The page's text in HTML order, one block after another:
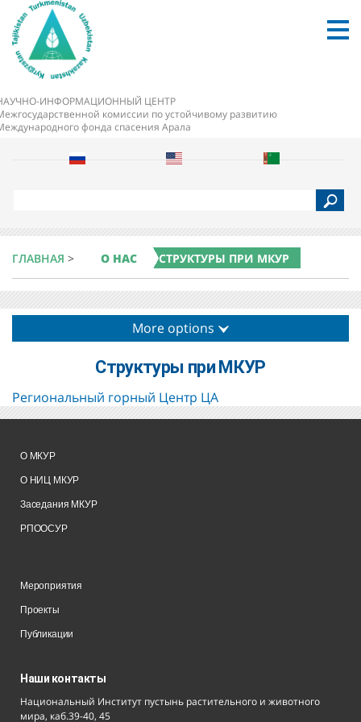
ИНФОРМАЦИОННЫЙ ЦЕНТР
комиссии по устойчивому развитию
фонда спасения Арала
r
h
ГЛАВНАЯ > О НАС СТРУКТУРЫ ПРИ МКУР
More options
Структуры при МКУР
Региональный горный Центр ЦА
О МКУР
О НИЦ МКУР
Заседания МКУР
РПООСУР
Мероприятия
Проекты
Публикации
Наши контакты
Национальный Институт пустынь растительного и животного
мира, каб.39-40, 45